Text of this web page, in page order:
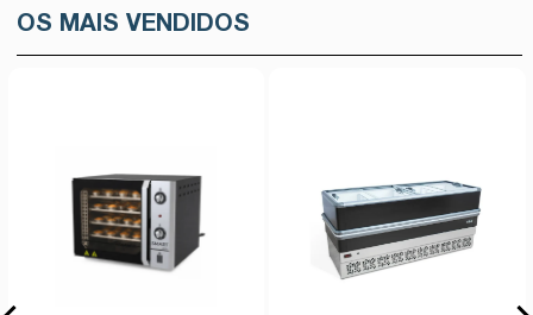
OS MAIS VENDIDOS